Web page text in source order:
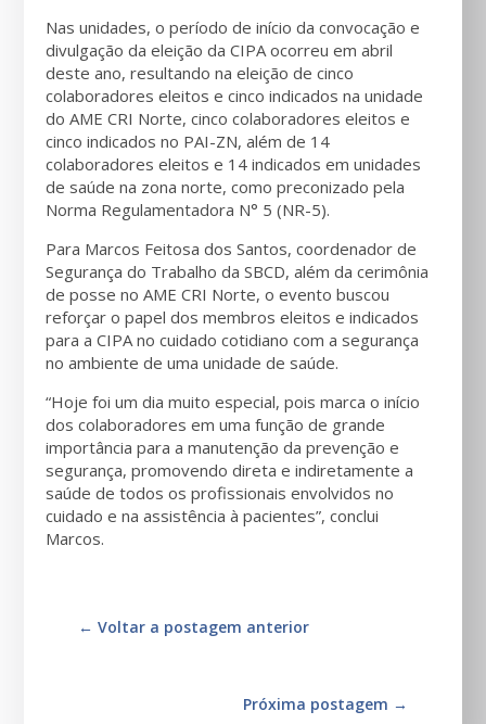
Nas unidades, o período de início da convocação e
divulgação da eleição da CIPA ocorreu em abril
deste ano, resultando na eleição de cinco
colaboradores eleitos e cinco indicados na unidade
do AME CRI Norte, cinco colaboradores eleitos e
cinco indicados no PAI-ZN, além de 14
colaboradores eleitos e 14 indicados em unidades
de saúde na zona norte, como preconizado pela
Norma Regulamentadora N° 5 (NR-5).
Para Marcos Feitosa dos Santos, coordenador de
Segurança do Trabalho da SBCD, além da cerimônia
de posse no AME CRI Norte, o evento buscou
reforçar o papel dos membros eleitos e indicados
para a CIPA no cuidado cotidiano com a segurança
no ambiente de uma unidade de saúde.
“Hoje foi um dia muito especial, pois marca o início
dos colaboradores em uma função de grande
importância para a manutenção da prevenção e
segurança, promovendo direta e indiretamente a
saúde de todos os profissionais envolvidos no
cuidado e na assistência à pacientes”, conclui
Marcos.
←Voltar a postagem anterior
Próxima postagem →